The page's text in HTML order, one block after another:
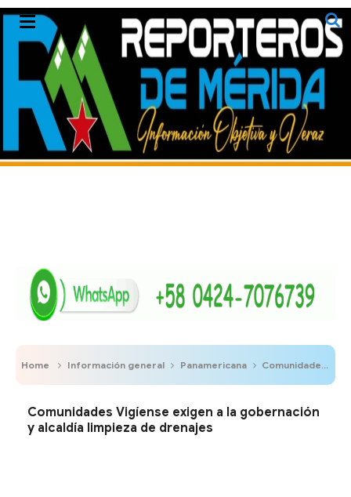
Home Información general Panamericana Comunidades Vigíense exigen a la gobernación y alcaldía limpieza de drenajes
Comunidades Vigíense exigen a la gobernación
y alcaldía limpieza de drenajes